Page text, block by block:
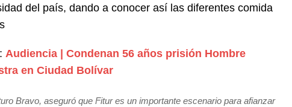
del país, dando a conocer así las diferentes comida
Audiencia | Condenan 56 años prisión Hombre
en Ciudad Bolívar
Bravo, aseguró que Fitur es un importante escenario para afianzar